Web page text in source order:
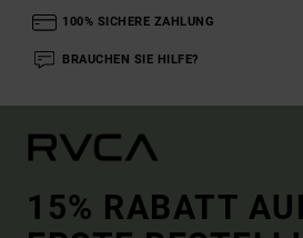
100% SICHERE ZAHLUNG
BRAUCHEN SIE HILFE?
15% RABATT